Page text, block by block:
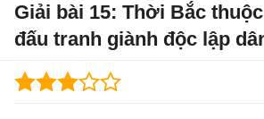
Giải bài 15: Thời Bắc
đấu tranh giành độc lập